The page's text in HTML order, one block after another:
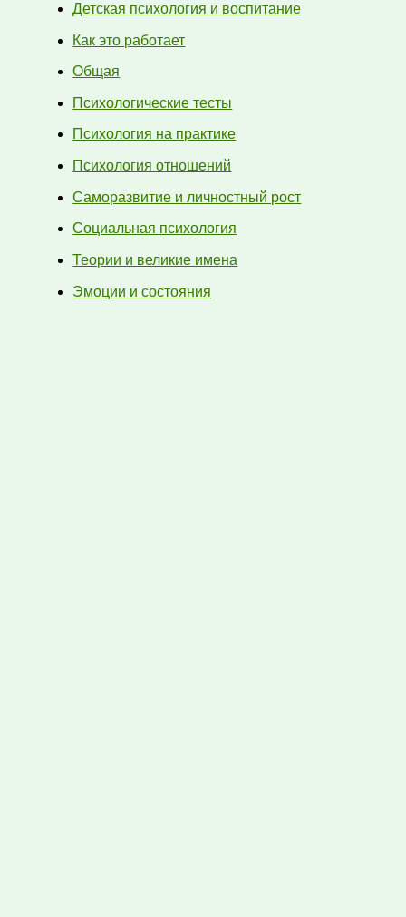
Детская психология и воспитание
Как это работает
Общая
Психологические тесты
Психология на практике
Психология отношений
Саморазвитие и личностный рост
Социальная психология
Теории и великие имена
Эмоции и состояния